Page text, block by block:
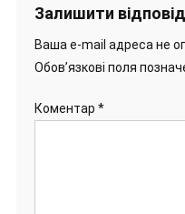
Залишити
Ваша e-mail адреса не
Обов’язкові поля
Коментар *